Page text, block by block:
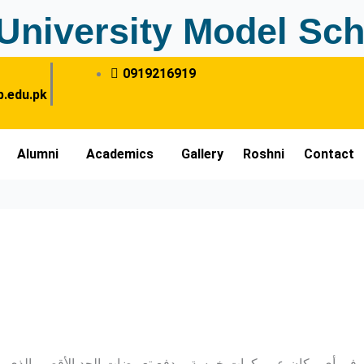
Model
0919216919
Alumni Academics Gallery Roshni Contact